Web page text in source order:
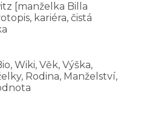
[manželka Billa
kariéra, čistá
Wiki, Věk, Výška,
Rodina, Manželství,